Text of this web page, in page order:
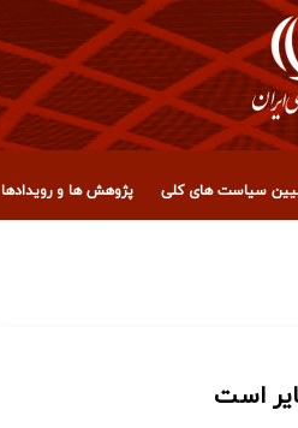
سیاست های کلی پژوهش ها و رویدادها
است